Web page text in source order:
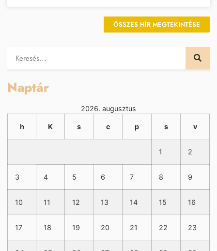
ÖSSZES HÍR MEGTEKINTÉSE
Naptár
2026. augusztus
h K s c p s v
1 2
3 4 5 6 7 8 9
10 11 12 13 14 15 16
17 18 19 20 21 22 23